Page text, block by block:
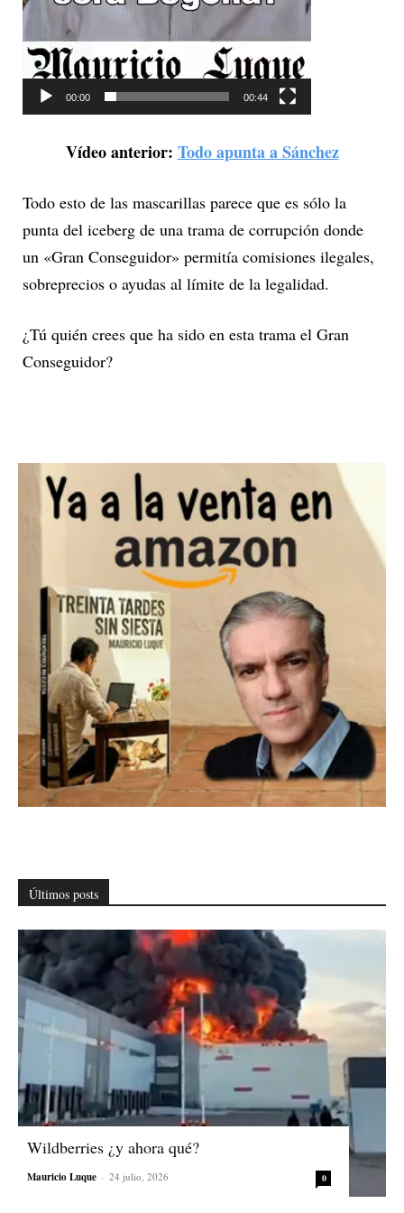
d
e
o
00:00 00:44
Vídeo anterior: Todo apunta a Sánchez
Todo esto de las mascarillas parece que es sólo la
punta del iceberg de una trama de corrupción donde
un «Gran Conseguidor» permitía comisiones ilegales,
sobreprecios o ayudas al límite de la legalidad.
¿Tú quién crees que ha sido en esta trama el Gran
Conseguidor?
Últimos posts
Wildberries ¿y ahora qué?
Mauricio Luque - 24 julio, 2026 0